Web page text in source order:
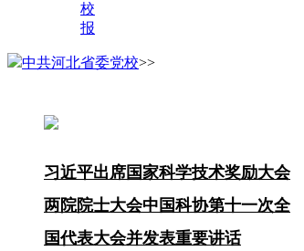
校
报
中共河北省委党校>>
习近平出席国家科学技术奖励大会
两院院士大会中国科协第十一次全
国代表大会并发表重要讲话